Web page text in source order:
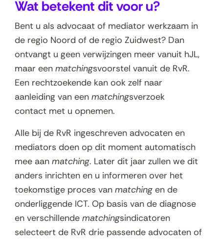
Wat betekent dit voor u?
Bent u als advocaat of mediator werkzaam in
de regio Noord of de regio Zuidwest? Dan
ontvangt u geen verwijzingen meer vanuit hJL,
maar een matchingsvoorstel vanuit de RvR.
Een rechtzoekende kan ook zelf naar
aanleiding van een matchingsverzoek
contact met u opnemen.
Alle bij de RvR ingeschreven advocaten en
mediators doen op dit moment automatisch
mee aan matching. Later dit jaar zullen we dit
anders inrichten en u informeren over het
toekomstige proces van matching en de
onderliggende ICT. Op basis van de diagnose
en verschillende matchingsindicatoren
selecteert de RvR drie passende advocaten of